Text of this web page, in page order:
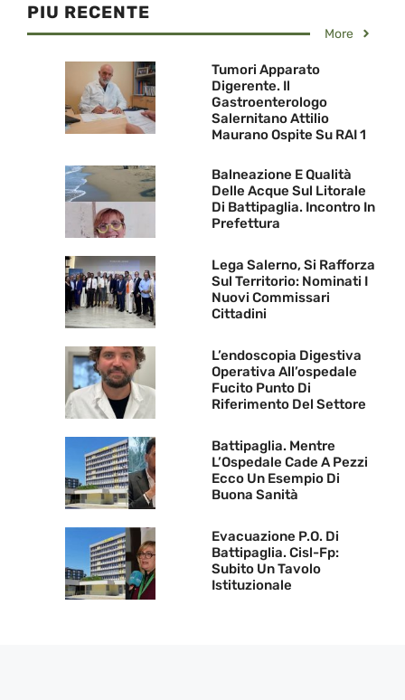
PIU RECENTE
More
Tumori Apparato
Digerente. Il
Gastroenterologo
Salernitano Attilio
Maurano Ospite Su RAI 1
Balneazione E Qualità
Delle Acque Sul Litorale
Di Battipaglia. Incontro In
Prefettura
Lega Salerno, Si Rafforza
Sul Territorio: Nominati I
Nuovi Commissari
Cittadini
L’endoscopia Digestiva
Operativa All’ospedale
Fucito Punto Di
Riferimento Del Settore
Battipaglia. Mentre
L’Ospedale Cade A Pezzi
Ecco Un Esempio Di
Buona Sanità
Evacuazione P.O. Di
Battipaglia. Cisl-Fp:
Subito Un Tavolo
Istituzionale